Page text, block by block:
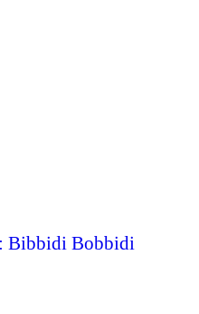
Bibbidi Bobbidi